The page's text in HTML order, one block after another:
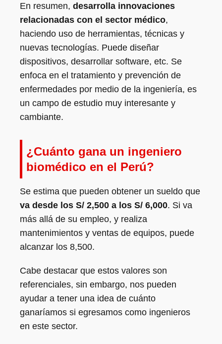
En resumen, desarrolla innovaciones
relacionadas con el sector médico,
haciendo uso de herramientas, técnicas y
nuevas tecnologías. Puede diseñar
dispositivos, desarrollar software, etc. Se
enfoca en el tratamiento y prevención de
enfermedades por medio de la ingeniería, es
un campo de estudio muy interesante y
cambiante.
¿Cuánto gana un ingeniero
biomédico en el Perú?
Se estima que pueden obtener un sueldo que
va desde los S/ 2,500 a los S/ 6,000. Si va
más allá de su empleo, y realiza
mantenimientos y ventas de equipos, puede
alcanzar los 8,500.
Cabe destacar que estos valores son
referenciales, sin embargo, nos pueden
ayudar a tener una idea de cuánto
ganaríamos si egresamos como ingenieros
en este sector.